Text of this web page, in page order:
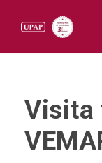
Visita